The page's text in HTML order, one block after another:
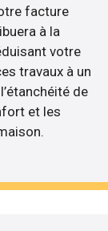
facture
à la
votre
travaux à un
de
et les